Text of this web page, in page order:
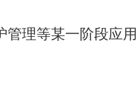
管理等某一阶段应用